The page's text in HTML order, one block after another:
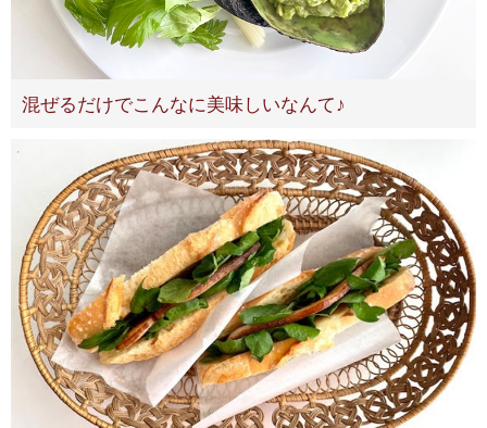
混ぜるだけでこんなに美味しいなんて♪